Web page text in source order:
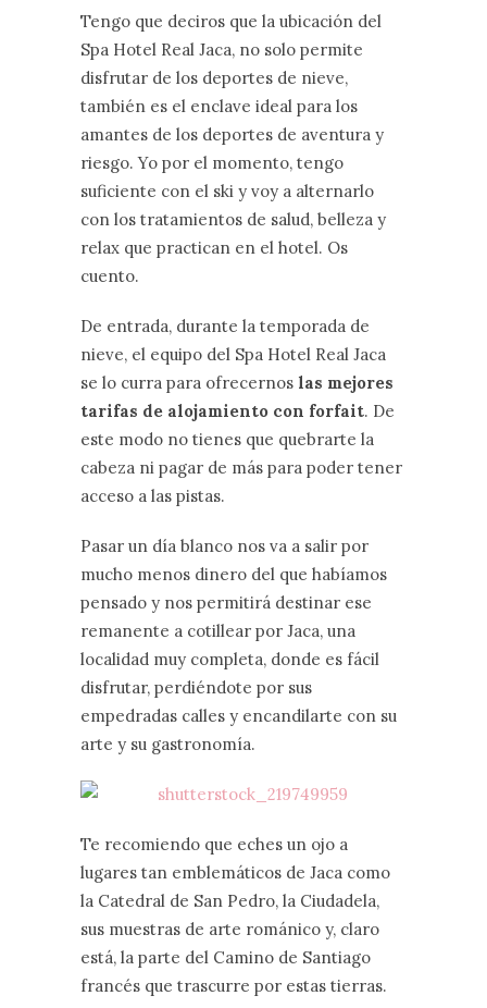
Tengo que deciros que la ubicación del
Spa Hotel Real Jaca, no solo permite
disfrutar de los deportes de nieve,
también es el enclave ideal para los
amantes de los deportes de aventura y
riesgo. Yo por el momento, tengo
suficiente con el ski y voy a alternarlo
con los tratamientos de salud, belleza y
relax que practican en el hotel. Os
cuento.
De entrada, durante la temporada de
nieve, el equipo del Spa Hotel Real Jaca
se lo curra para ofrecernos las mejores
tarifas de alojamiento con forfait. De
este modo no tienes que quebrarte la
cabeza ni pagar de más para poder tener
acceso a las pistas.
Pasar un día blanco nos va a salir por
mucho menos dinero del que habíamos
pensado y nos permitirá destinar ese
remanente a cotillear por Jaca, una
localidad muy completa, donde es fácil
disfrutar, perdiéndote por sus
empedradas calles y encandilarte con su
arte y su gastronomía.
Te recomiendo que eches un ojo a
lugares tan emblemáticos de Jaca como
la Catedral de San Pedro, la Ciudadela,
sus muestras de arte románico y, claro
está, la parte del Camino de Santiago
francés que trascurre por estas tierras.